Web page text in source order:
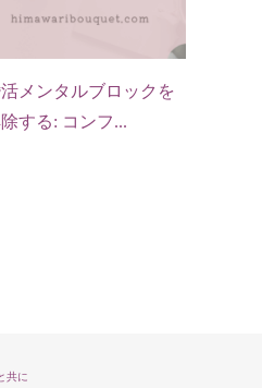
メンタルブロックを
する: コンフ...
共に